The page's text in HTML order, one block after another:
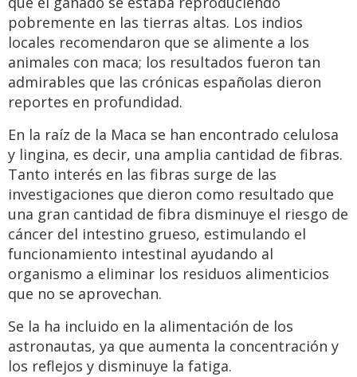
pobremente en las tierras altas. Los indios
locales recomendaron que se alimente a los
animales con maca; los resultados fueron tan
admirables que las crónicas españolas dieron
reportes en profundidad.
En la raíz de la Maca se han encontrado celulosa
y lingina, es decir, una amplia cantidad de fibras.
Tanto interés en las fibras surge de las
investigaciones que dieron como resultado que
una gran cantidad de fibra disminuye el riesgo de
cáncer del intestino grueso, estimulando el
funcionamiento intestinal ayudando al
organismo a eliminar los residuos alimenticios
que no se aprovechan.
Se la ha incluido en la alimentación de los
astronautas, ya que aumenta la concentración y
los reflejos y disminuye la fatiga.